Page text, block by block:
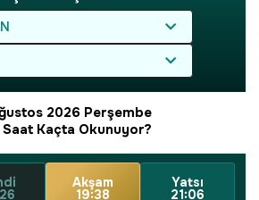
2026 Perşembe
Saat Kaçta Okunuyor?
Akşam
19:38
Yatsı
21:06